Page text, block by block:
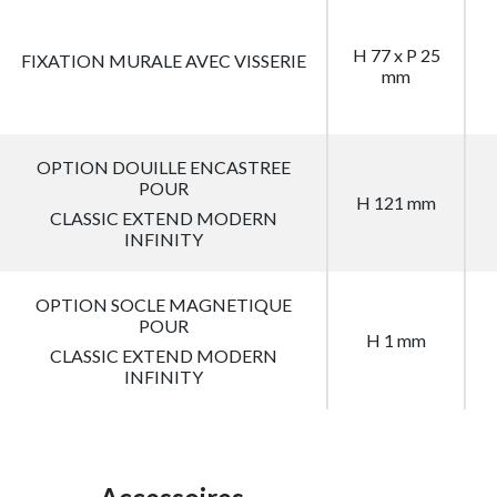
FIXATION MURALE AVEC VISSERIE
H 77 x P 25
mm
OPTION DOUILLE ENCASTREE
POUR
CLASSIC EXTEND MODERN
INFINITY
H 121 mm
OPTION SOCLE MAGNETIQUE
POUR
CLASSIC EXTEND MODERN
INFINITY
H 1 mm